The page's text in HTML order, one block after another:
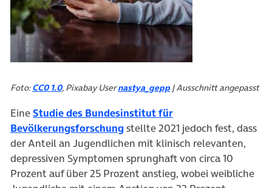
Foto:CC0 1.0, Pixabay Usernastya_gepp| Ausschnitt angepasst
EineStudie des Bundesinstitut für
Bevölkerungsforschung(öffnet in neuem Tab)
stellte 2021 jedoch fest, dass
der Anteil an Jugendlichen mit klinisch relevanten,
depressiven Symptomen sprunghaft von circa 10
Prozent auf über 25 Prozent anstieg, wobei weibliche